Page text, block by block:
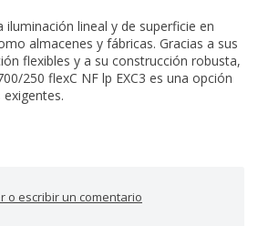
iluminación lineal y de superficie en
almacenes y fábricas. Gracias a sus
flexibles y a su construcción robusta,
250 flexC NF lp EXC3 es una opción
o escribir un comentario